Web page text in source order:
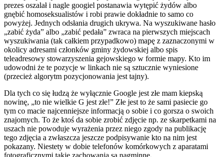
prezes oszalał i nagle googiel postanawia wytępić żydów albo
gnębić homoseksualistów i robi prawie dokładnie to samo co
powyżej. Jednych odsłania drugich ukrywa. Na wyszukiwane hasło
„zabić żyda” albo „zabić pedała” zwraca na pierwszych miejscach
wyszukiwania (tak całkiem przypadkowo) mapę z zaznaczonymi w
okolicy adresami członków gminy żydowskiej albo spis
teleadresowy stowarzyszenia gejowskiego w formie mapy. Kto im
udowodni że te pozycje w linkach nie są sztucznie wyniesione
(przecież algorytm pozycjonowania jest tajny).
Dla tych co się łudzą że wyłącznie Google jest złe mam kiepską
nowinę, „to nie wielkie G jest złe!” Złe jest to że sami pasiecie go
tym co macie najcenniejsze informacją o sobie i co gorsza o swoich
znajomych. To że ktoś da sobie zrobić zdjęcie np. ze skarpetkami na
uszach nie powoduje wyrażenia przez niego zgody na publikację
tego zdjęcia a zwłaszcza jeszcze podpisywanie kto na nim jest
pokazany. Niestety w dobie telefonów komórkowych z aparatami
fotograficznymi takie zachowania są nagminne.